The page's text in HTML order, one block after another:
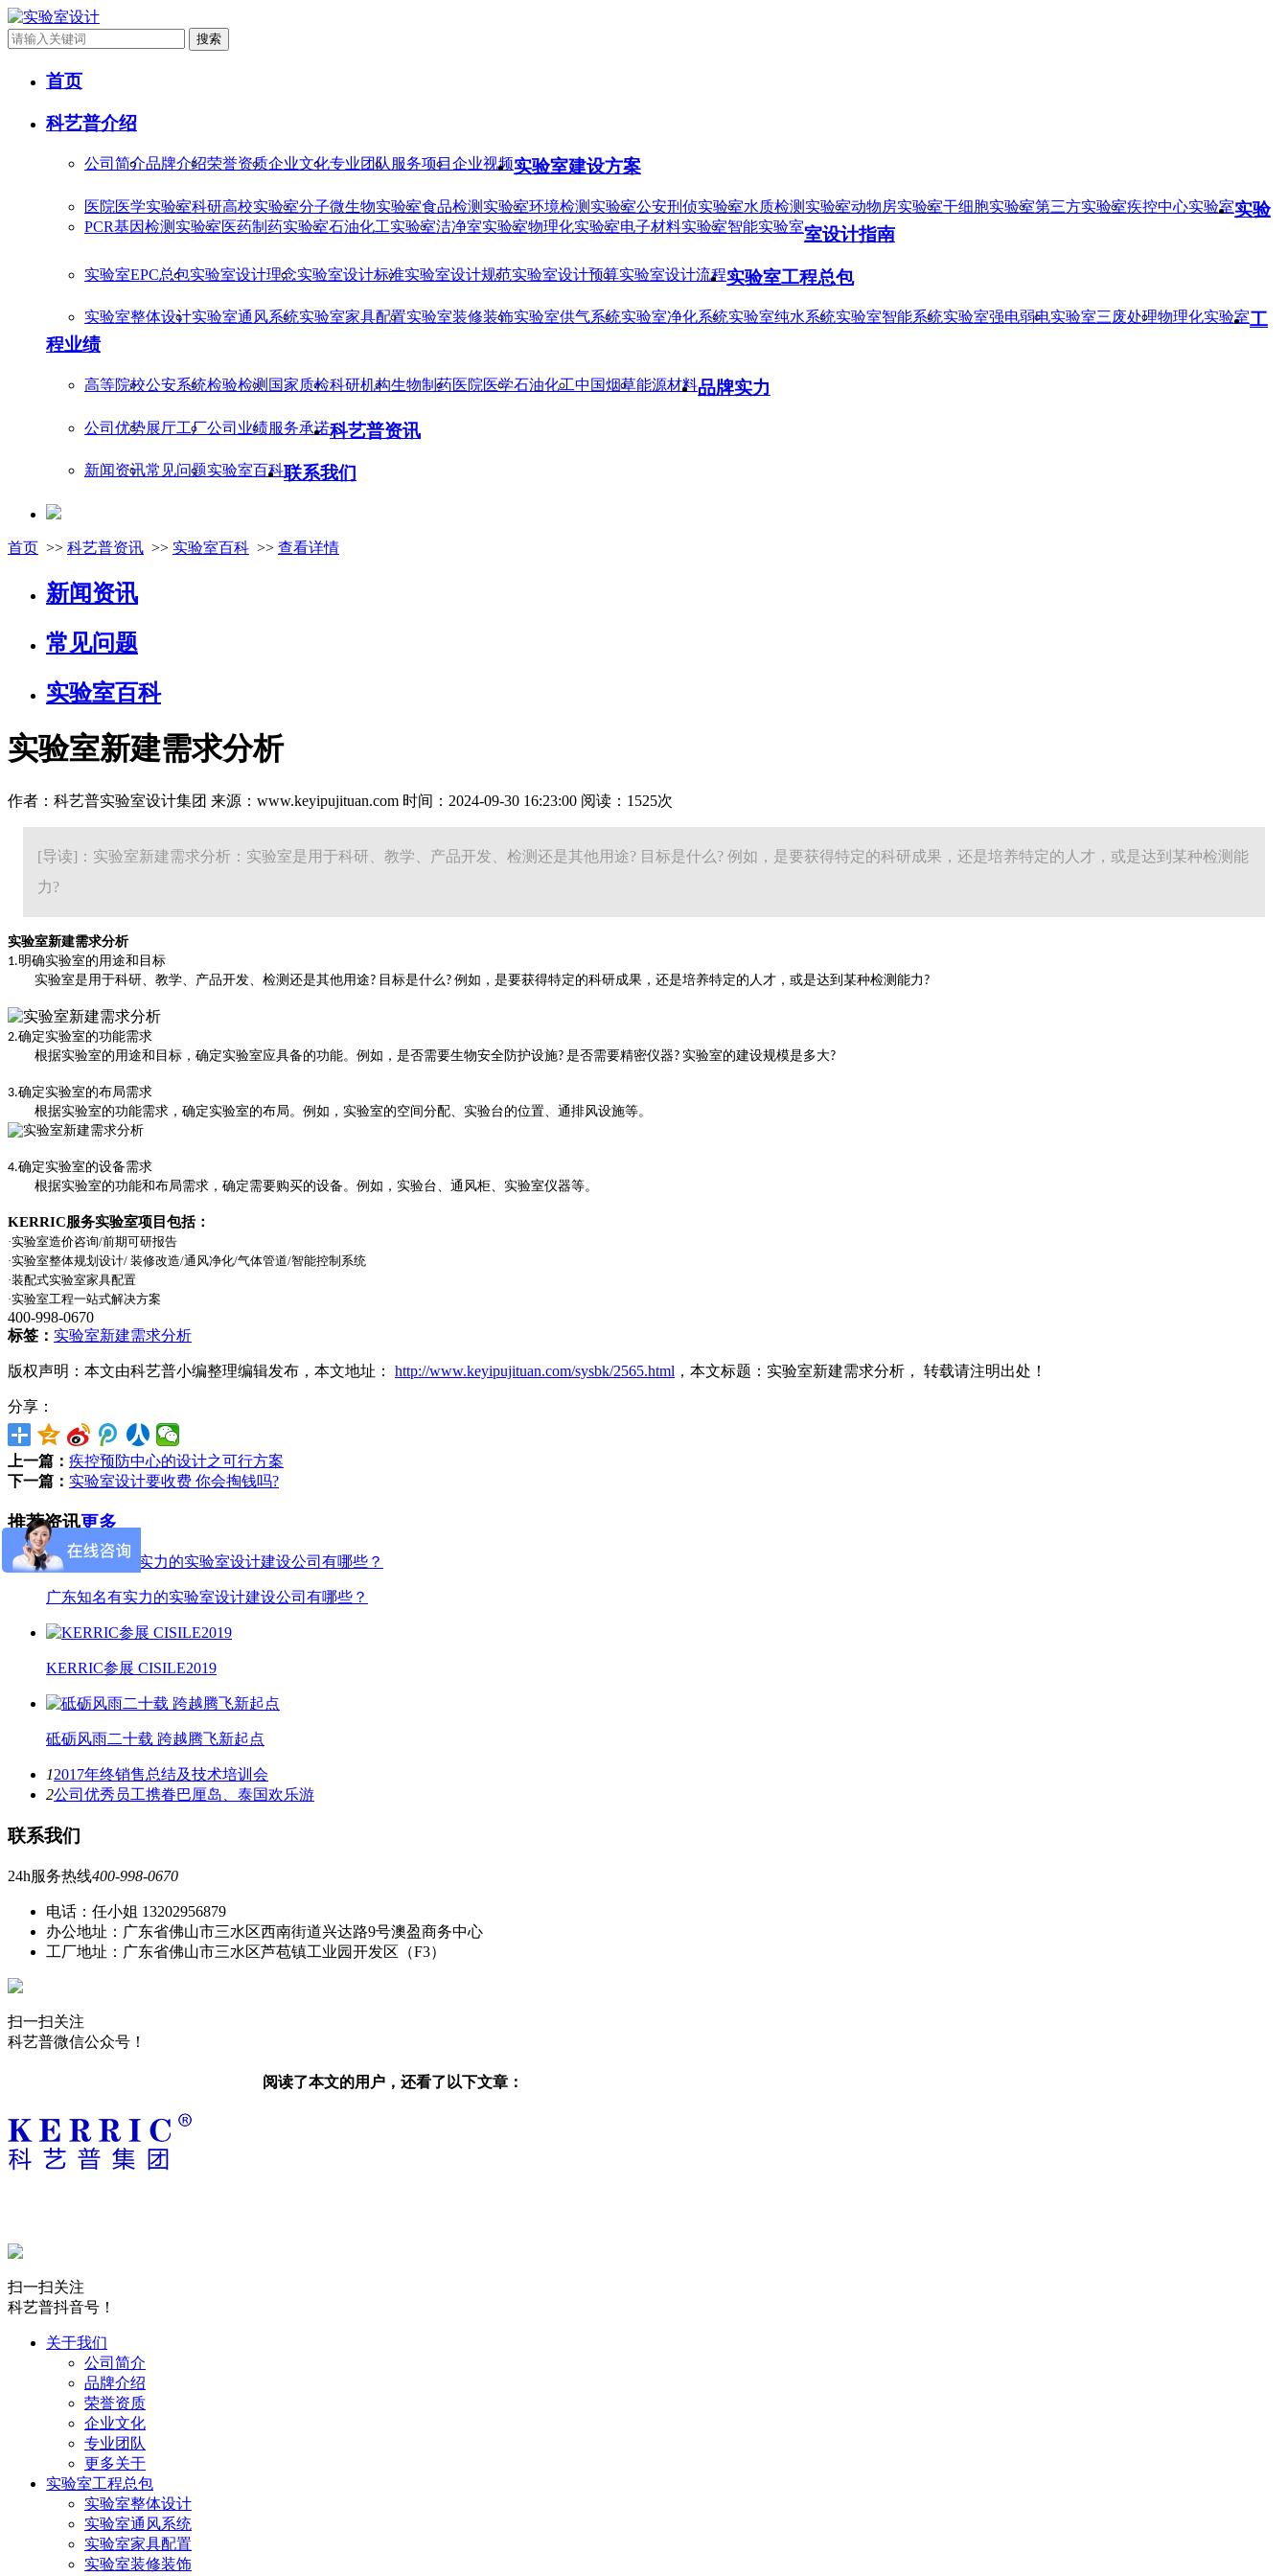
搜索
首页
科艺普介绍
公司简介品牌介绍荣誉资质企业文化专业团队 服务项目 企业视频实验室建设方案
医院医学实验室科研高校实验室分子微生物实验室食品检测实验室环境检测实验室公安刑侦实验室水质检测实验室动物房实验室干细胞实验室第三方实验室疾控中心实验室
PCR基因检测实验室医药制药实验室石油化工实验室洁净室实验室物理化实验室电子材料实验室智能实验室
实验
室设计指南
实验室EPC总包实验室设计理念实验室设计标准实验室设计规范实验室设计预算实验室设计流程实验室工程总包
实验室整体设计实验室通风系统实验室家具配置实验室装修装饰实验室供气系统实验室净化系统实验室纯水系统实验室智能系统实验室强电弱电实验室三废处理物理化实验室工
程业绩
高等院校公安系统检验检测 国家质检科研机构生物制药医院医学石油化工中国烟草能源材料品牌实力
公司优势展厅工厂公司业绩服务承诺科艺普资讯
新闻资讯常见问题实验室百科联系我们
首页 >> 科艺普资讯 >> 实验室百科 >> 查看详情
新闻资讯
常见问题
实验室百科
实验室新建需求分析
作者：科艺普实验室设计集团 来源：www.keyipujituan.com 时间：2024-09-30 16:23:00 阅读：1525次
[导读]：实验室新建需求分析：实验室是用于科研、教学、产品开发、检测还是其他用途? 目标是什么? 例如，是要获得特定的科研成果，还是培养特定的人才，或是达到某种检测能
力?
实验室新建需求分析
1.明确实验室的用途和目标
实验室是用于科研、教学、产品开发、检测还是其他用途? 目标是什么 ? 例如，是要获得特定的科研成果，还是培养特定的人才，或是达到某种检测能力 ?
2.确定实验室的功能需求
根据实验室的用途和目标，确定实验室应具备的功能。例如，是否需要生物安全防护设施? 是否需要精密仪器? 实验室的建设规模是多大?
3.确定实验室的布局需求
根据实验室的功能需求，确定实验室的布局。例如，实验室的空间分配、实验台的位置、通排风设施等。
4.确定实验室的设备需求
根据实验室的功能和布局需求，确定需要购买的设备。例如，实验台、通风柜、实验室仪器等。
KERRIC服务实验室项目包括：
·实验室造价咨询/前期可研报告
·实验室整体规划设计/ 装修改造/通风净化/气体管道/智能控制系统
·装配式实验室家具配置
·实验室工程一站式解决方案
400-998-0670
标签： 实验室新建需求分析
版权声明：本文由科艺普小编整理编辑发布，本文地址： http://www.keyipujituan.com/sysbk/2565.html ，本文标题：实验室新建需求分析， 转载请注明出处！
分享：
上一篇： 疾控预防中心的设计之可行方案
下一篇： 实验室设计要收费 你会掏钱吗?
推荐资讯更多
广东知名有实力的实验室设计建设公司有哪些？
KERRIC参展 CISILE2019
砥砺风雨二十载 跨越腾飞新起点
12017年终销售总结及技术培训会
2公司优秀员工携眷巴厘岛、泰国欢乐游
联系我们
24h服务热线400-998-0670
电话：任小姐 13202956879
办公地址：广东省佛山市三水区西南街道兴达路9号澳盈商务中心
工厂地址：广东省佛山市三水区芦苞镇工业园开发区（F3）
扫一扫关注
科艺普微信公众号！
阅读了本文的用户，还看了以下文章：
扫一扫关注
科艺普抖音号！
关于我们
公司简介
品牌介绍
荣誉资质
企业文化
专业团队
更多关于
实验室工程总包
实验室整体设计
实验室通风系统
实验室家具配置
实验室装修装饰